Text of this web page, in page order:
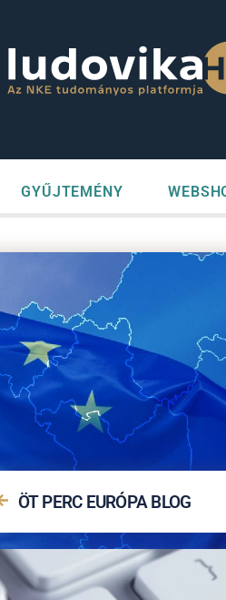
GYŰJTEMÉNY
ÖT PERC EURÓPA BLOG